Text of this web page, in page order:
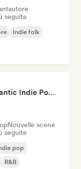
seguite
Indie folk
Love on Repeat 💖 Romantic Indie Pop, Neo Soul & Singer-Songwriter
Nouvelle scene
seguite
pop
R&B